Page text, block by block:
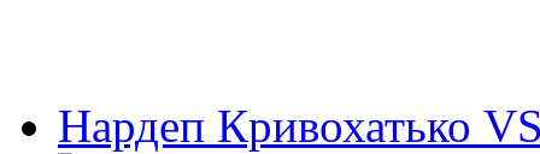
Нардеп Кривохатько